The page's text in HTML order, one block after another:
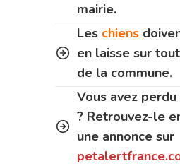
mairie.
Les chiens
en laisse sur
de la commune.
Vous avez
? Retrouvez-le
une annonce sur